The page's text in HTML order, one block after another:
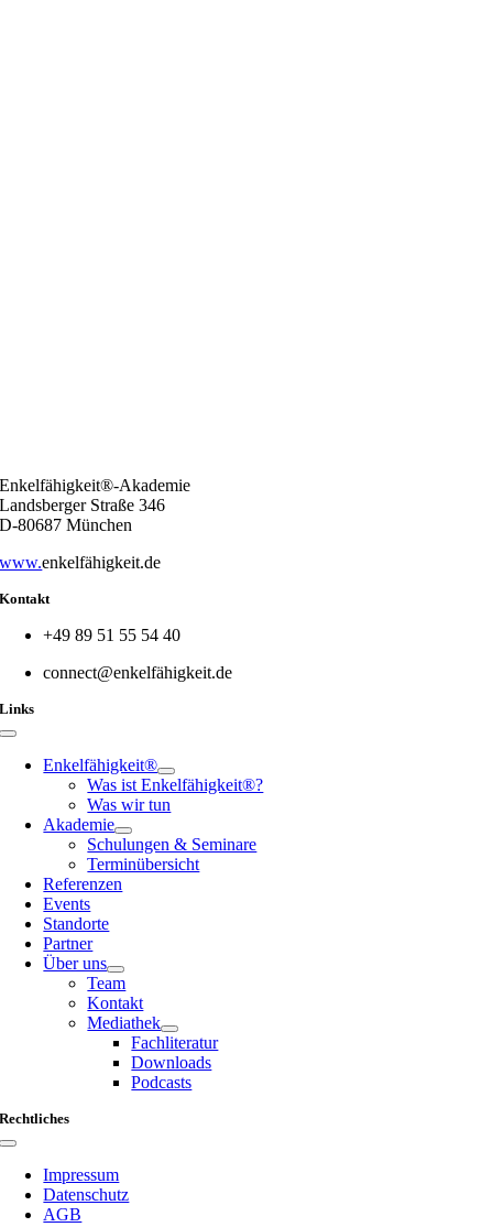
Enkelfähigkeit®-Akademie
Landsberger Straße 346
D-80687 München
www.enkelfähigkeit.de
Kontakt
+49 89 51 55 54 40
connect@enkelfähigkeit.de
Links
Toggle
NavigationEnkelfähigkeit®
Was ist Enkelfähigkeit®?
Was wir tun
Akademie
Schulungen & Seminare
Terminübersicht
Referenzen
Events
Standorte
Partner
Über uns
Team
Kontakt
Mediathek
Fachliteratur
Downloads
Podcasts
Rechtliches
Toggle
NavigationImpressum
Datenschutz
AGB